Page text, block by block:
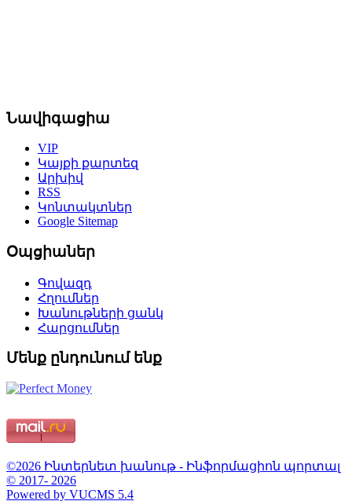
Նավիգացիա
VIP
Կայքի քարտեզ
Արխիվ
RSS
Կոնտակտներ
Google Sitemap
Օպցիաներ
Գովազդ
Հղումներ
Խանութների ցանկ
Հարցումներ
Մենք ընդունում ենք
©2026 Ինտերնետ խանութ - Ինֆորմացիոն պորտալ
© 2017- 2026
Powered by VUCMS 5.4